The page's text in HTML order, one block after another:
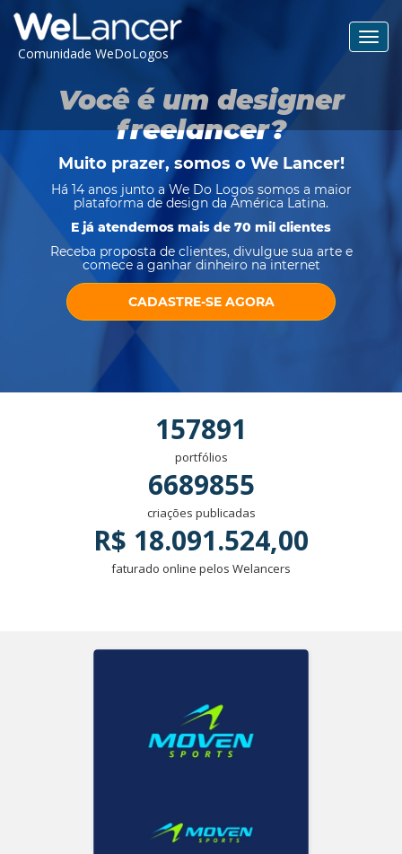
Comunidade WeDoLogos
Você é um designer
freelancer?
Muito prazer, somos o We Lancer!
Há 14 anos junto a We Do Logos somos a maior
plataforma de design da América Latina.
E já atendemos mais de 70 mil clientes
Receba proposta de clientes, divulgue sua arte e
comece a ganhar dinheiro na internet
CADASTRE-SE AGORA
157891
portfólios
6689855
criações publicadas
R$ 18.091.524,00
faturado online pelos Welancers